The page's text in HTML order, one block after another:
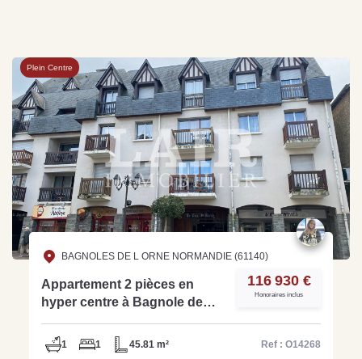
Plein Centre
BAGNOLES DE L ORNE NORMANDIE (61140)
Appartement 2 pièces en
hyper centre à Bagnole de
116 930 €
Honoraires inclus
1 1 45.81 m² Ref : O14268